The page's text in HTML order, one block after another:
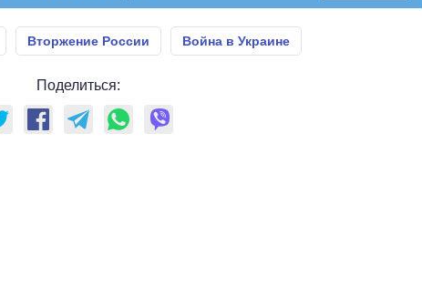
Вторжение России Война в Украине
Поделиться: